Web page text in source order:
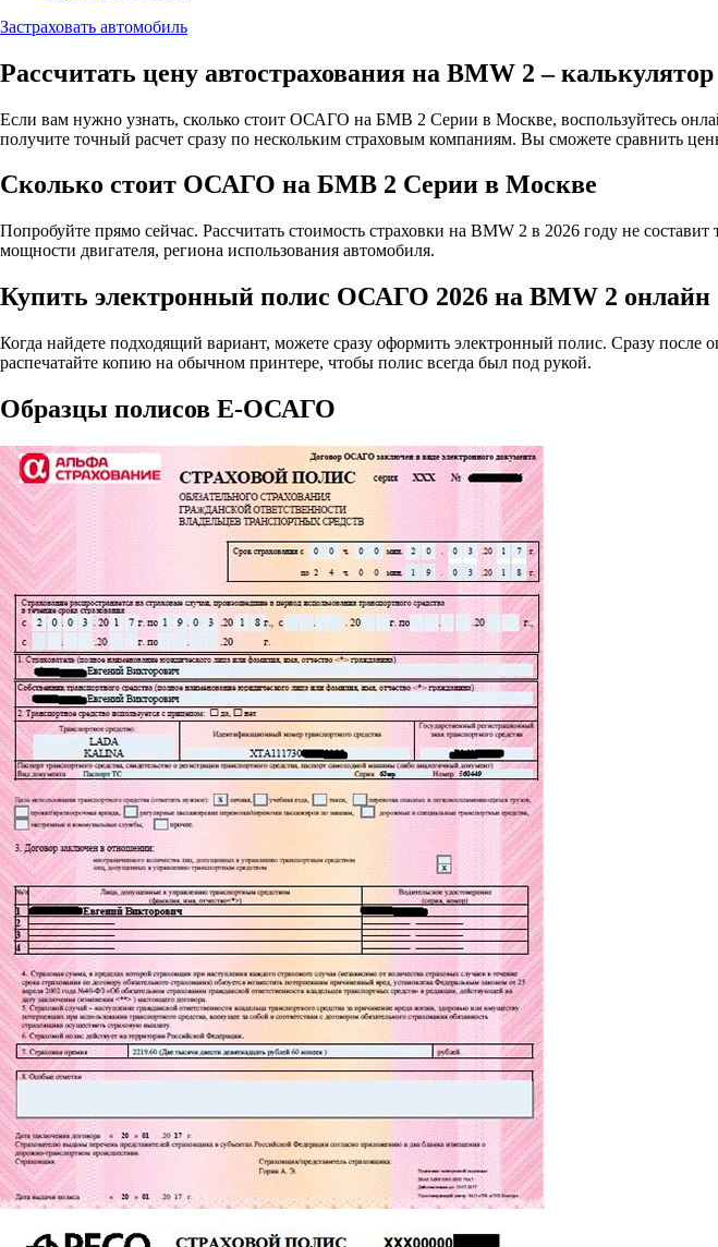
Застраховать автомобиль
Рассчитать цену автострахования на BMW 2 – калькулятор
Если вам нужно узнать, сколько стоит ОСАГО на БМВ 2 Серии в Москве, воспользуйтесь
получите точный расчет сразу по нескольким страховым компаниям. Вы сможете сравнить
Сколько стоит ОСАГО на БМВ 2 Серии в Москве
Попробуйте прямо сейчас. Рассчитать стоимость страховки на BMW 2 в 2026 году не
мощности двигателя, региона использования автомобиля.
Купить электронный полис ОСАГО 2026 на BMW 2 онлайн
Когда найдете подходящий вариант, можете сразу оформить электронный полис. Сразу
распечатайте копию на обычном принтере, чтобы полис всегда был под рукой.
Образцы полисов E-ОСАГО